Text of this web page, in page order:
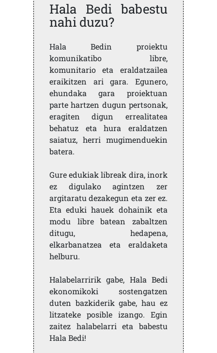
Hala Bedi babestu
nahi duzu?
Hala Bedin proiektu
komunikatibo libre,
komunitario eta eraldatzailea
eraikitzen ari gara. Egunero,
ehundaka gara proiektuan
parte hartzen dugun pertsonak,
eragiten digun errealitatea
behatuz eta hura eraldatzen
saiatuz, herri mugimenduekin
batera.
Gure edukiak libreak dira, inork
ez digulako agintzen zer
argitaratu dezakegun eta zer ez.
Eta eduki hauek dohainik eta
modu libre batean zabaltzen
ditugu, hedapena,
elkarbanatzea eta eraldaketa
helburu.
Halabelarririk gabe, Hala Bedi
ekonomikoki sostengatzen
duten bazkiderik gabe, hau ez
litzateke posible izango. Egin
zaitez halabelarri eta babestu
Hala Bedi!